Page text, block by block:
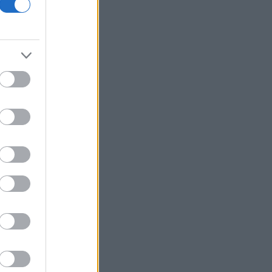
Απορρίφθηκε η ανάσυρση της
συμφωνία που υπογράφουν Τουρκία,
Πακιστάν και Σαουδική Αραβία
εκατ. ευρώ
χρωστούν 1 δισ. ευρώ - Πού βρίσκουν
τα χρήματα για «μεταγραφές
Κρι Κρι: Στα 0,428 ευρώ το καθαρό
πληρωμή
Βασιλακόπουλος: Στο «κόκκινο» η
Τι πρέπει να προσέχουν οι
παραθεριστές